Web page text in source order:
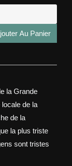
the
Au Panier
la Grande
de la
de la
la plus triste
sont tristes